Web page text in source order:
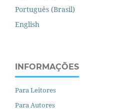
Português (Brasil)
English
INFORMAÇÕES
Para Leitores
Para Autores